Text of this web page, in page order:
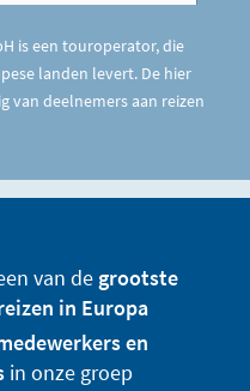
is een touroperator, die
landen levert. De hier
van deelnemers aan reizen
van de grootste
in Europa
en
in onze groep